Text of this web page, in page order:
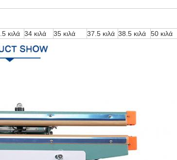
κιλά 34 κιλά 35 κιλά 37.5 κιλά 38.5 κιλά 50 κιλά